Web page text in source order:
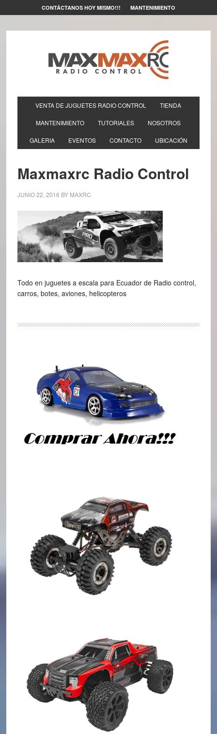
CONTÁCTANOS HOY MISMO!!! MANTENIMIENTO
VENTA DE JUGUETES RADIO CONTROL TIENDA
MANTENIMIENTO TUTORIALES NOSOTROS
GALERIA EVENTOS CONTACTO UBICACIÓN
Maxmaxrc Radio Control
JUNIO 22, 2016 BY MAXRC
Todo en juguetes a escala para Ecuador de Radio control,
carros, botes, aviones, helicopteros